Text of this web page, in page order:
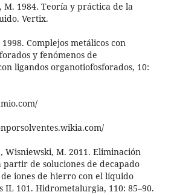
M. 1984. Teoría y práctica de la
Vertix.
Complejos metálicos con
y fenómenos de
ligandos organotiofosforados, 10:
Wisniewski, M. 2011. Eliminación
partir de soluciones de decapado
iones de hierro con el líquido
IL 101. Hidrometalurgia, 110: 85–90.